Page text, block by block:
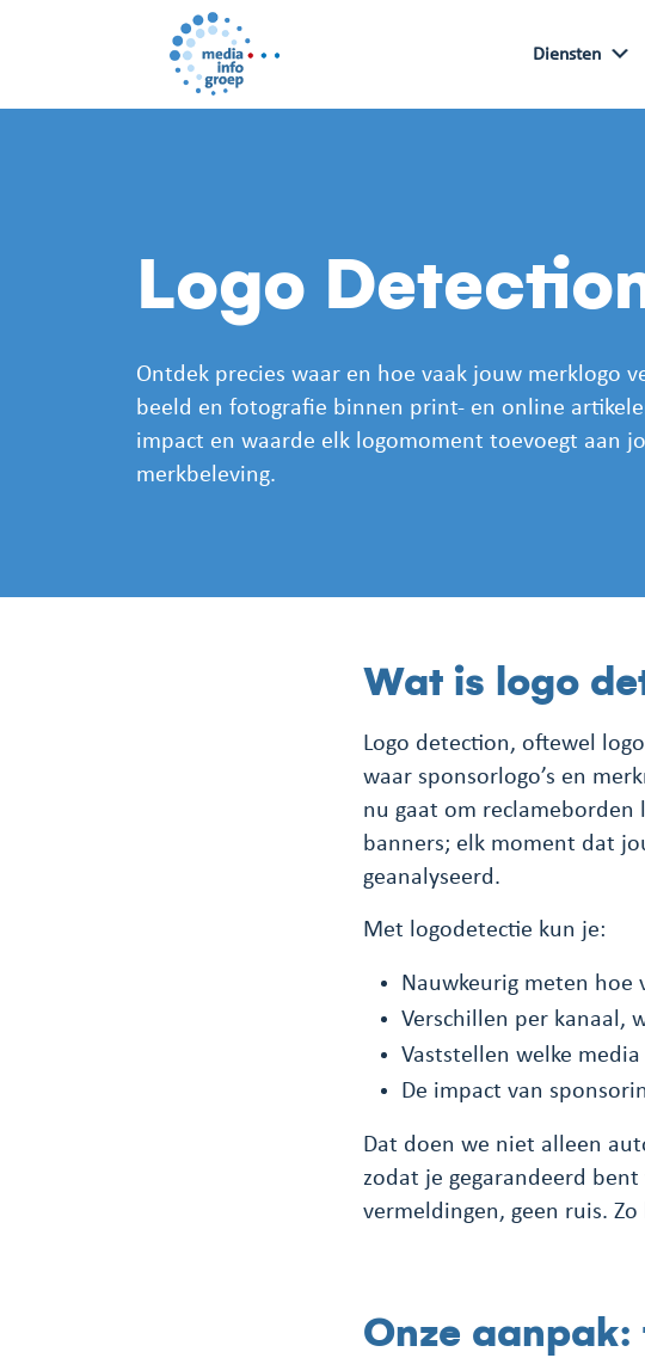
Diensten
Logo
Ontdek precies waar en hoe vaak jouw merklogo
beeld en fotografie binnen print- en online
impact en waarde elk logomoment toevoegt aan
merkbeleving.
Wat is logo
Logo detection, oftewel
waar sponsorlogo’s en
nu gaat om
banners; elk moment dat
geanalyseerd.
Met logodetectie kun je:
Nauwkeurig meten hoe
Verschillen per kanaal,
Vaststellen welke
De impact van
Dat doen we niet alleen
zodat je gegarandeerd
vermeldingen, geen ruis.
Onze